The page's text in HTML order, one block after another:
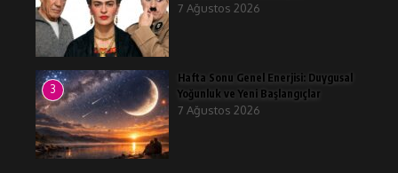
7 Ağustos 2026
3
Hafta Sonu Genel Enerjisi: Duygusal
Yoğunluk ve Yeni Başlangıçlar
7 Ağustos 2026